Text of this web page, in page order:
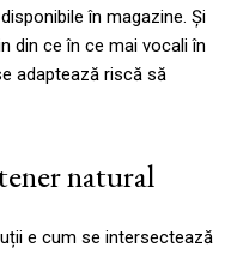
în magazine. Și
din ce în ce mai vocali în
adaptează riscă să
natural
e cum se intersectează